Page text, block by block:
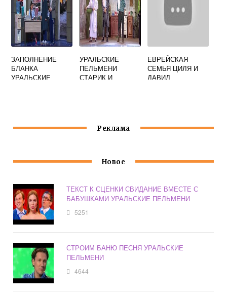
ЗАПОЛНЕНИЕ
БЛАНКА
УРАЛЬСКИЕ
УРАЛЬСКИЕ
ПЕЛЬМЕНИ
СТАРИК И
ЕВРЕЙСКАЯ
СЕМЬЯ ЦИЛЯ И
ДАВИД
Реклама
Новое
ТЕКСТ К СЦЕНКИ СВИДАНИЕ ВМЕСТЕ С
БАБУШКАМИ УРАЛЬСКИЕ ПЕЛЬМЕНИ
5251
СТРОИМ БАНЮ ПЕСНЯ УРАЛЬСКИЕ
ПЕЛЬМЕНИ
4644